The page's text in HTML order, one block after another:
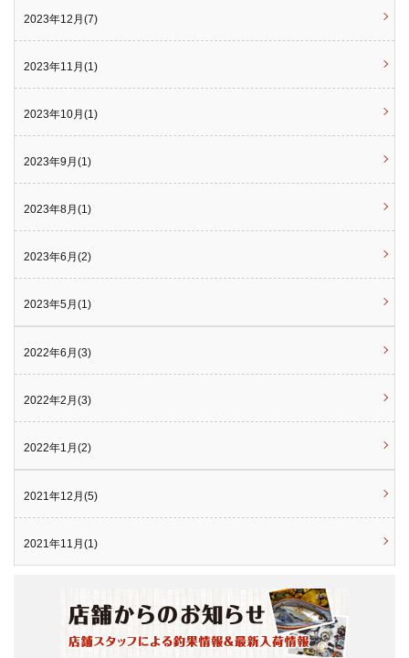
2023年12月(7)
2023年11月(1)
2023年10月(1)
2023年9月(1)
2023年8月(1)
2023年6月(2)
2023年5月(1)
2022年6月(3)
2022年2月(3)
2022年1月(2)
2021年12月(5)
2021年11月(1)